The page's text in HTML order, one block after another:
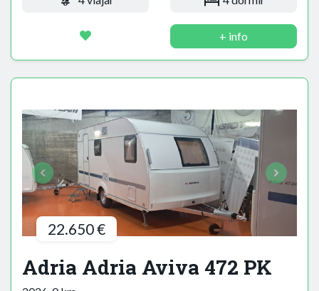
+ info
22.650 €
Adria Adria Aviva 472 PK